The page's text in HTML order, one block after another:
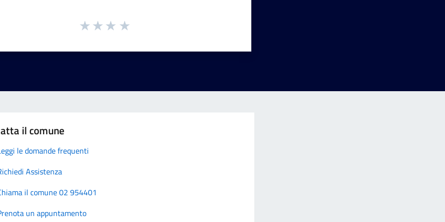
il comune
le domande frequenti
Assistenza
il comune 02 954401
un appuntamento